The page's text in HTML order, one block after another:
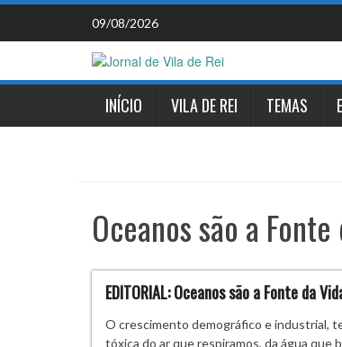
Skip
content
09/08/2026
INÍCIO VILA DE REI TEMAS
Oceanos são a
EDITORIAL: Oceanos são a Fonte da
O crescimento demográfico e industrial,
tóxica do ar que respiramos, da água que